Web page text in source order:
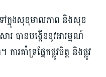
ក្នុង​សុខុមាលភាព និង​សុខ
រ បានបង្កើន​នូវ​អារម្មណ៍​
គាំទ្រ​ផ្នែក​ផ្លូវចិត្ត និង​ផ្លូវ